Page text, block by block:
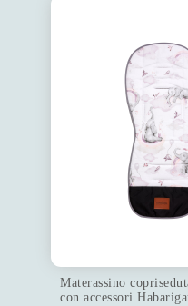
Materassino
con accessori